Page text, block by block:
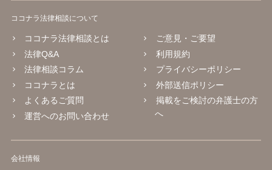
ココナラ法律相談について
ココナラ法律相談とは
法律Q&A
法律相談コラム
ココナラとは
よくあるご質問
運営へのお問い合わせ
ご意見・ご要望
利用規約
プライバシーポリシー
外部送信ポリシー
掲載をご検討の弁護士の方
へ
会社情報